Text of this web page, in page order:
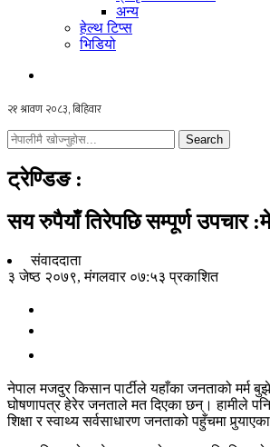
अन्य
हेल्थ टिप्स
भिडियो
Search
ट्रेण्डिङ :
सय रुपैयाँ तिरेपछि सम्पूर्ण उपचार
संवाददाता
३ जेष्ठ २०७९, मंगलवार ०७:५३ प्रकाशित
नेपाल मजदुर किसान पार्टीले यहाँका जनताको मर्म
घोषणापत्र हेरेर जनताले मत दिएका छन्। हामीले
शिक्षा र स्वाथ्य सर्वसाधारण जनताको पहुँचमा